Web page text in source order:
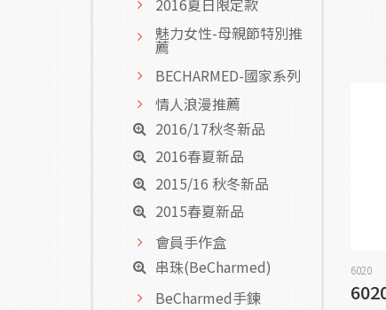
6020
2016夏日限定款
魅力女性-母親節特別推
薦
BECHARMED-國家系列
情人浪漫推薦
2016/17秋冬新品
2016春夏新品
2015/16 秋冬新品
2015春夏新品
會員手作盒
串珠(BeCharmed)
BeCharmed手鍊